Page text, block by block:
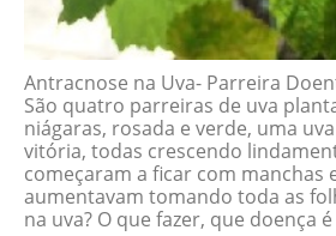
Antracnose na Uva- Parreira
São quatro parreiras de uva
niágaras, rosada e verde, uma
vitória, todas crescendo
começaram a ficar com manchas
aumentavam tomando toda as
na uva? O que fazer, que doença